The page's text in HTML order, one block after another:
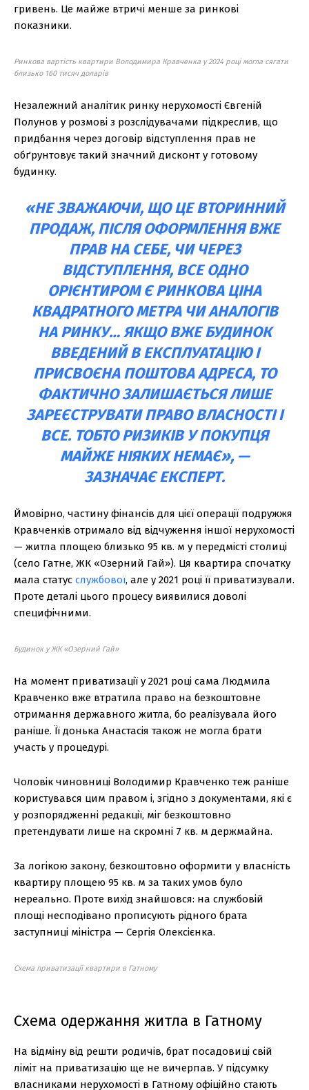
гривень. Це майже втричі менше за ринкові
показники.
Ринкова вартість квартири Володимира Кравченка у 2024 році могла сягати
близько 160 тисяч доларів
Незалежний аналітик ринку нерухомості Євгеній
Полунов у розмові з розслідувачами підкреслив, що
придбання через договір відступлення прав не
обґрунтовує такий значний дисконт у готовому
будинку.
«НЕ ЗВАЖАЮЧИ, ЩО ЦЕ ВТОРИННИЙ
ПРОДАЖ, ПІСЛЯ ОФОРМЛЕННЯ ВЖЕ
ПРАВ НА СЕБЕ, ЧИ ЧЕРЕЗ
ВІДСТУПЛЕННЯ, ВСЕ ОДНО
ОРІЄНТИРОМ Є РИНКОВА ЦІНА
КВАДРАТНОГО МЕТРА ЧИ АНАЛОГІВ
НА РИНКУ… ЯКЩО ВЖЕ БУДИНОК
ВВЕДЕНИЙ В ЕКСПЛУАТАЦІЮ І
ПРИСВОЄНА ПОШТОВА АДРЕСА, ТО
ФАКТИЧНО ЗАЛИШАЄТЬСЯ ЛИШЕ
ЗАРЕЄСТРУВАТИ ПРАВО ВЛАСНОСТІ І
ВСЕ. ТОБТО РИЗИКІВ У ПОКУПЦЯ
МАЙЖЕ НІЯКИХ НЕМАЄ», —
ЗАЗНАЧАЄ ЕКСПЕРТ.
Ймовірно, частину фінансів для цієї операції подружжя
Кравченків отримало від відчуження іншої нерухомості
— житла площею близько 95 кв. м у передмісті столиці
(село Гатне, ЖК «Озерний Гай»). Ця квартира спочатку
мала статус службової, але у 2021 році її приватизували.
Проте деталі цього процесу виявилися доволі
специфічними.
Будинок у ЖК «Озерний Гай»
На момент приватизації у 2021 році сама Людмила
Кравченко вже втратила право на безкоштовне
отримання державного житла, бо реалізувала його
раніше. Її донька Анастасія також не могла брати
участь у процедурі.
Чоловік чиновниці Володимир Кравченко теж раніше
користувався цим правом і, згідно з документами, які є
у розпорядженні редакції, міг безкоштовно
претендувати лише на скромні 7 кв. м держмайна.
За логікою закону, безкоштовно оформити у власність
квартиру площею 95 кв. м за таких умов було
нереально. Проте вихід знайшовся: на службовій
площі несподівано прописують рідного брата
заступниці міністра — Сергія Олексієнка.
Схема приватизації квартири в Гатному
Схема одержання житла в Гатному
На відміну від решти родичів, брат посадовиці свій
ліміт на приватизацію ще не вичерпав. У підсумку
власниками нерухомості в Гатному офіційно стають